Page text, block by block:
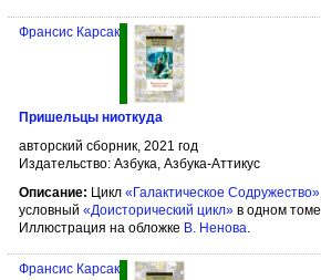
Франсис Карсак
Пришельцы ниоткуда
авторский сборник, 2021 год
Издательство: Азбука, Азбука-Аттикус
Описание: Цикл «Галактическое Содружество»
условный «Доисторический цикл» в одном томе.
Иллюстрация на обложке В. Ненова
Франсис Карсак